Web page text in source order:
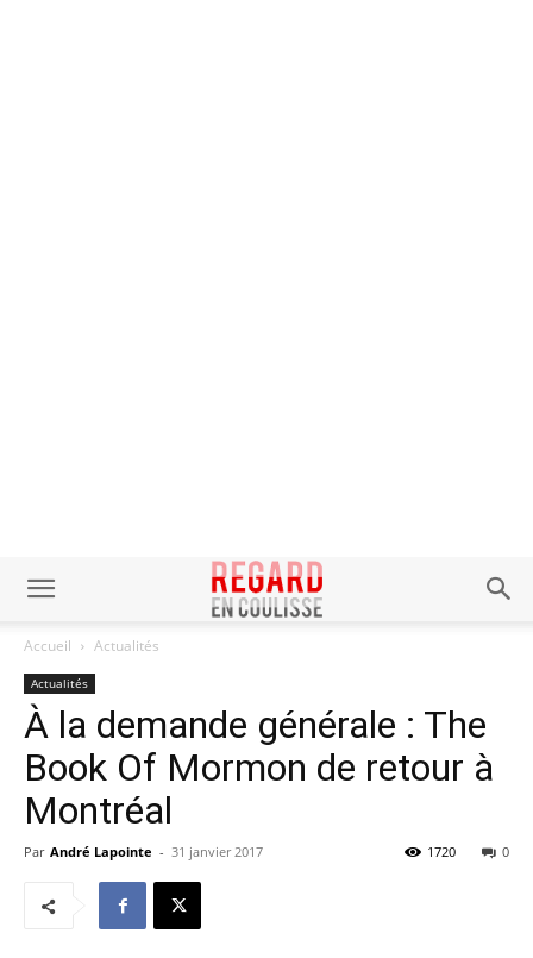
Accueil Actualités
Actualités
À la demande générale : The
Book Of Mormon de retour à
Montréal
Par André Lapointe - 31 janvier 2017 0
1720